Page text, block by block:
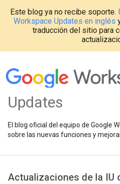
Este blog ya no recibe soporte.
Workspace Updates en inglés
traducción del sitio para
Updates
El blog oficial del equipo de Google
sobre las nuevas funciones y
Actualizaciones de la IU